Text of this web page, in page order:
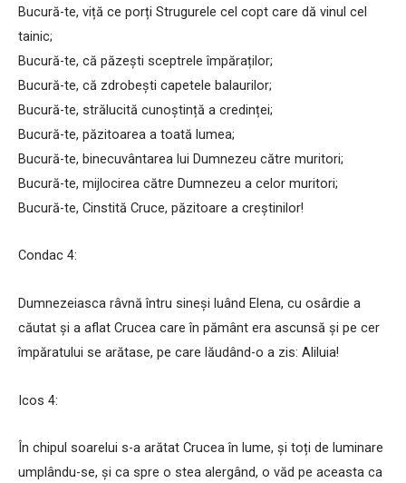
Bucură-te, viță ce porți Strugurele cel copt care dă vinul cel
tainic;
Bucură-te, că păzești sceptrele împăraților;
Bucură-te, că zdrobești capetele balaurilor;
Bucură-te, strălucită cunoștință a credinței;
Bucură-te, păzitoarea a toată lumea;
Bucură-te, binecuvântarea lui Dumnezeu către muritori;
Bucură-te, mijlocirea către Dumnezeu a celor muritori;
Bucură-te, Cinstită Cruce, păzitoare a creștinilor!
Condac 4:
Dumnezeiasca râvnă întru sineși luând Elena, cu osârdie a
căutat și a aflat Crucea care în pământ era ascunsă și pe cer
împăratului se arătase, pe care lăudând-o a zis: Aliluia!
Icos 4:
În chipul soarelui s-a arătat Crucea în lume, și toți de luminare
umplându-se, și ca spre o stea alergând, o văd pe aceasta ca